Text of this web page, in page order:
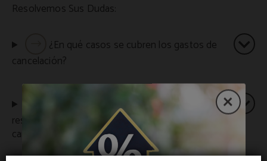
Resolvemos Sus Dudas:
¿En qué casos se cubren los gastos de
cancelación?
¿Qué tengo que hacer para cancelar mi
reserva y solicitar el reembolso los gastos de
cancelación?